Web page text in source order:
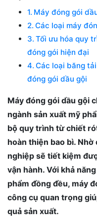
Máy đóng gói
Các loại máy
Tối ưu hóa quy
đóng gói hiện đại
Các loại băng
đóng gói dầu gội
Máy đóng gói dầu gội
ngành sản xuất mỹ
bộ quy trình từ chiết
hoàn thiện bao bì.
nghiệp sẽ tiết kiệm
vận hành. Với khả
phẩm đồng đều, máy
công cụ quan trọng
quả sản xuất.